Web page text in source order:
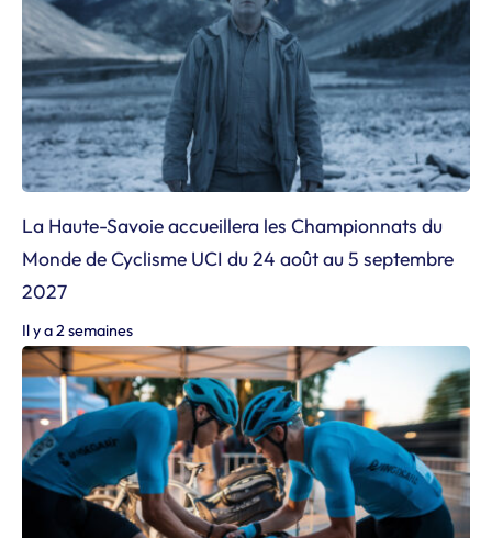
La Haute-Savoie accueillera les Championnats du
Monde de Cyclisme UCI du 24 août au 5 septembre
2027
Il y a 2 semaines